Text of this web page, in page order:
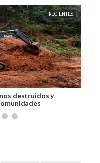
JUN 19, 2026
RECIENTES
destruidos y
JORGE